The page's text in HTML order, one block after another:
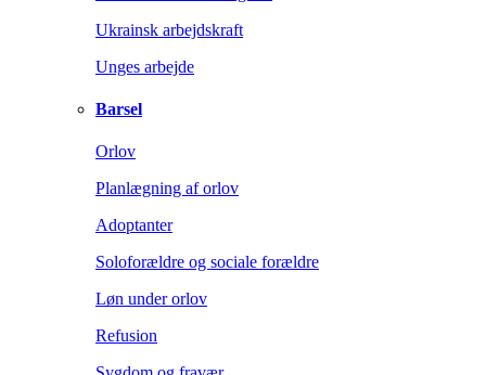
Ukrainsk arbejdskraft
Unges arbejde
Barsel
Orlov
Planlægning af orlov
Adoptanter
Soloforældre og sociale forældre
Løn under orlov
Refusion